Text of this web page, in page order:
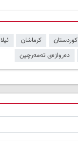
کوردستان کرماشان
دەروازەی تەمەرچین